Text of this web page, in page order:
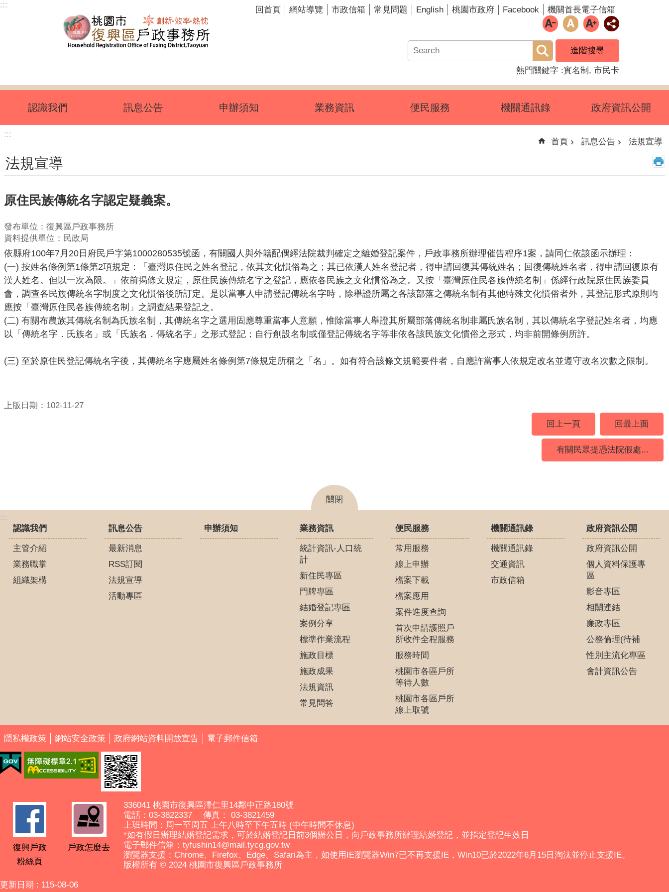
跳到主要內容區塊
:::
回首頁 網站導覽 市政信箱 常見問題 English 桃園市政府 Facebook 機關首長電子信箱
進階搜尋
熱門關鍵字 實名制 市民卡
認識我們 訊息公告 申辦須知 業務資訊 便民服務 機關通訊錄 政府資訊公開
:::
首頁 訊息公告 法規宣導
法規宣導
原住民族傳統名字認定疑義案。
發布單位：復興區戶政事務所
資料提供單位：民政局
依縣府100年7月20日府民戶字第1000280535號函，有關國人與外籍配偶經法院裁判確定之離婚登記案件，戶政事務所辦理催告程序1案，請同仁依該函示辦理：
(一) 按姓名條例第1條第2項規定：「臺灣原住民之姓名登記，依其文化慣俗為之；其已依漢人姓名登記者，得申請回復其傳統姓名；回復傳統姓名者，得申請回復原有
漢人姓名。但以一次為限。」依前揭條文規定，原住民族傳統名字之登記，應依各民族之文化慣俗為之。又按「臺灣原住民各族傳統名制」係經行政院原住民族委員
會，調查各民族傳統名字制度之文化慣俗後所訂定。是以當事人申請登記傳統名字時，除舉證所屬之各該部落之傳統名制有其他特殊文化慣俗者外，其登記形式原則均
應按「臺灣原住民各族傳統名制」之調查結果登記之。
(二) 有關布農族其傳統名制為氏族名制，其傳統名字之選用固應尊重當事人意願，惟除當事人舉證其所屬部落傳統名制非屬氏族名制，其以傳統名字登記姓名者，均應
以「傳統名字．氏族名」或「氏族名．傳統名字」之形式登記；自行創設名制或僅登記傳統名字等非依各該民族文化慣俗之形式，均非前開條例所許。
(三) 至於原住民登記傳統名字後，其傳統名字應屬姓名條例第7條規定所稱之「名」。如有符合該條文規範要件者，自應許當事人依規定改名並遵守改名次數之限制。
上版日期：102-11-27
回上一頁
回最上面
有關民眾提憑法院假處...
關閉
:::
認識我們
主管介紹
業務職掌
組織架構
訊息公告
最新消息
RSS訂閱
法規宣導
活動專區
申辦須知 業務資訊
統計資訊-人口統
計
新住民專區
門牌專區
結婚登記專區
案例分享
標準作業流程
施政目標
施政成果
法規資訊
常見問答
便民服務
常用服務
線上申辦
檔案下載
檔案應用
案件進度查詢
首次申請護照戶
所收件全程服務
服務時間
桃園市各區戶所
等待人數
桃園市各區戶所
線上取號
機關通訊錄
機關通訊錄
交通資訊
市政信箱
政府資訊公開
政府資訊公開
個人資料保護專
區
影音專區
相關連結
廉政專區
公務倫理(待補
性別主流化專區
會計資訊公告
隱私權政策 網站安全政策 政府網站資料開放宣告 電子郵件信箱
復興戶政
粉絲頁
戶政怎麼去
336041 桃園市復興區澤仁里14鄰中正路180號
電話：03-3822337 傳真： 03-3821459
上班時間：周一至周五 上午八時至下午五時 (中午時間不休息)
*如有假日辦理結婚登記需求，可於結婚登記日前3個辦公日，向戶政事務所辦理結婚登記，並指定登記生效日
電子郵件信箱：tyfushin14@mail.tycg.gov.tw
瀏覽器支援：Chrome、Firefox、Edge、Safari為主，如使用IE瀏覽器Win7已不再支援IE，Win10已於2022年6月15日淘汰並停止支援IE。
版權所有 © 2024 桃園市復興區戶政事務所
更新日期 115-08-06